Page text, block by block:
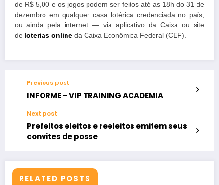
de R$ 5,00 e os jogos podem ser feitos até as 18h do 31 de
dezembro em qualquer casa lotérica credenciada no país,
ou ainda pela internet — via aplicativo da Caixa ou site
de loterias online da Caixa Econômica Federal (CEF).
Previous post
INFORME – VIP TRAINING ACADEMIA
Next post
Prefeitos eleitos e reeleitos emitem seus
convites de posse
RELATED POSTS